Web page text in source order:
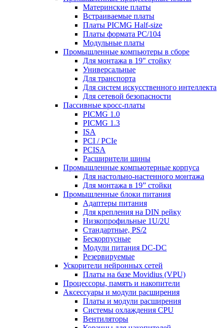
Материнские платы
Встраиваемые платы
Платы PICMG Half-size
Платы формата PC/104
Модульные платы
Промышленные компьютеры в сборе
Для монтажа в 19" стойку
Универсальные
Для транспорта
Для систем искусственного интеллекта
Для сетевой безопасности
Пассивные кросс-платы
PICMG 1.0
PICMG 1.3
ISA
PCI / PCIe
PCISA
Расширители шины
Промышленные компьютерные корпуса
Для настольно-настенного монтажа
Для монтажа в 19” стойки
Промышленные блоки питания
Адаптеры питания
Для крепления на DIN рейку
Низкопрофильные 1U/2U
Стандартные, PS/2
Бескорпусные
Модули питания DС-DC
Резервируемые
Ускорители нейронных сетей
Платы на базе Movidius (VPU)
Процессоры, память и накопители
Аксессуары и модули расширения
Платы и модули расширения
Системы охлаждения CPU
Вентиляторы